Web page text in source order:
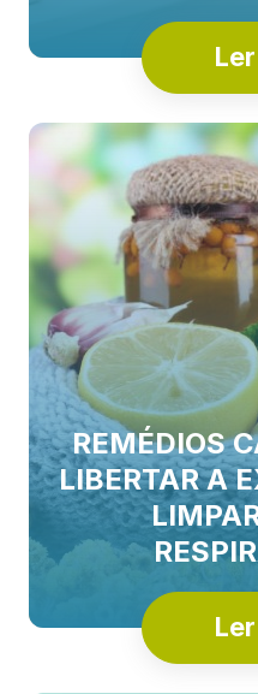
REMÉDIOS
LIBERTAR A